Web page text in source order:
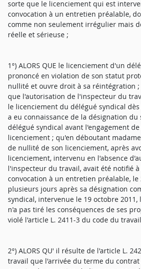
sorte que le licenciement qui est
convocation à un entretien préalable,
comme non seulement irrégulier mais
réelle et sérieuse ;
1°) ALORS QUE le licenciement d'un
prononcé en violation de son statut
nullité et ouvre droit à sa réintégration ;
que l'autorisation de l'inspecteur du
le licenciement du délégué syndical
a eu connaissance de la désignation du
délégué syndical avant l'engagement
licenciement ; qu'en déboutant
de nullité de son licenciement, après
licenciement, intervenu en l'absence
l'inspecteur du travail, avait été notifié à
convocation à un entretien préalable, le
plusieurs jours après sa désignation
syndical, intervenue le 19 octobre
n'a pas tiré les conséquences de ses
violé l'article L. 2411-3 du code du
2°) ALORS QU' il résulte de l'article L.
travail que l'arrivée du terme du